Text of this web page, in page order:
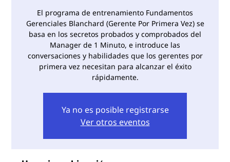
El programa de entrenamiento Fundamentos
Gerenciales Blanchard (Gerente Por Primera Vez) se
basa en los secretos probados y comprobados del
Manager de 1 Minuto, e introduce las
conversaciones y habilidades que los gerentes por
primera vez necesitan para alcanzar el éxito
rápidamente.
Ya no es posible registrarse
Ver otros eventos